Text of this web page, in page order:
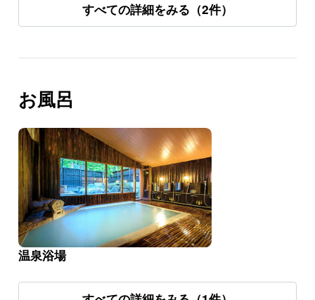
すべての詳細をみる（2件）
お風呂
温泉浴場